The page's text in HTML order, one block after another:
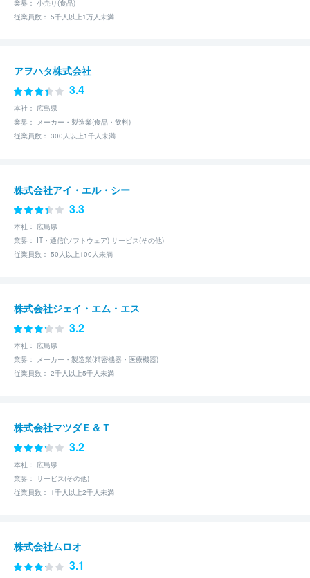
業界： 小売り(食品)
従業員数： 5千人以上1万人未満
アヲハタ株式会社
3.4
本社： 広島県
業界： メーカー・製造業(食品・飲料)
従業員数： 300人以上1千人未満
株式会社アイ・エル・シー
3.3
本社： 広島県
業界： IT・通信(ソフトウェア) サービス(その他)
従業員数： 50人以上100人未満
株式会社ジェイ・エム・エス
3.2
本社： 広島県
業界： メーカー・製造業(精密機器・医療機器)
従業員数： 2千人以上5千人未満
株式会社マツダＥ＆Ｔ
3.2
本社： 広島県
業界： サービス(その他)
従業員数： 1千人以上2千人未満
株式会社ムロオ
3.1